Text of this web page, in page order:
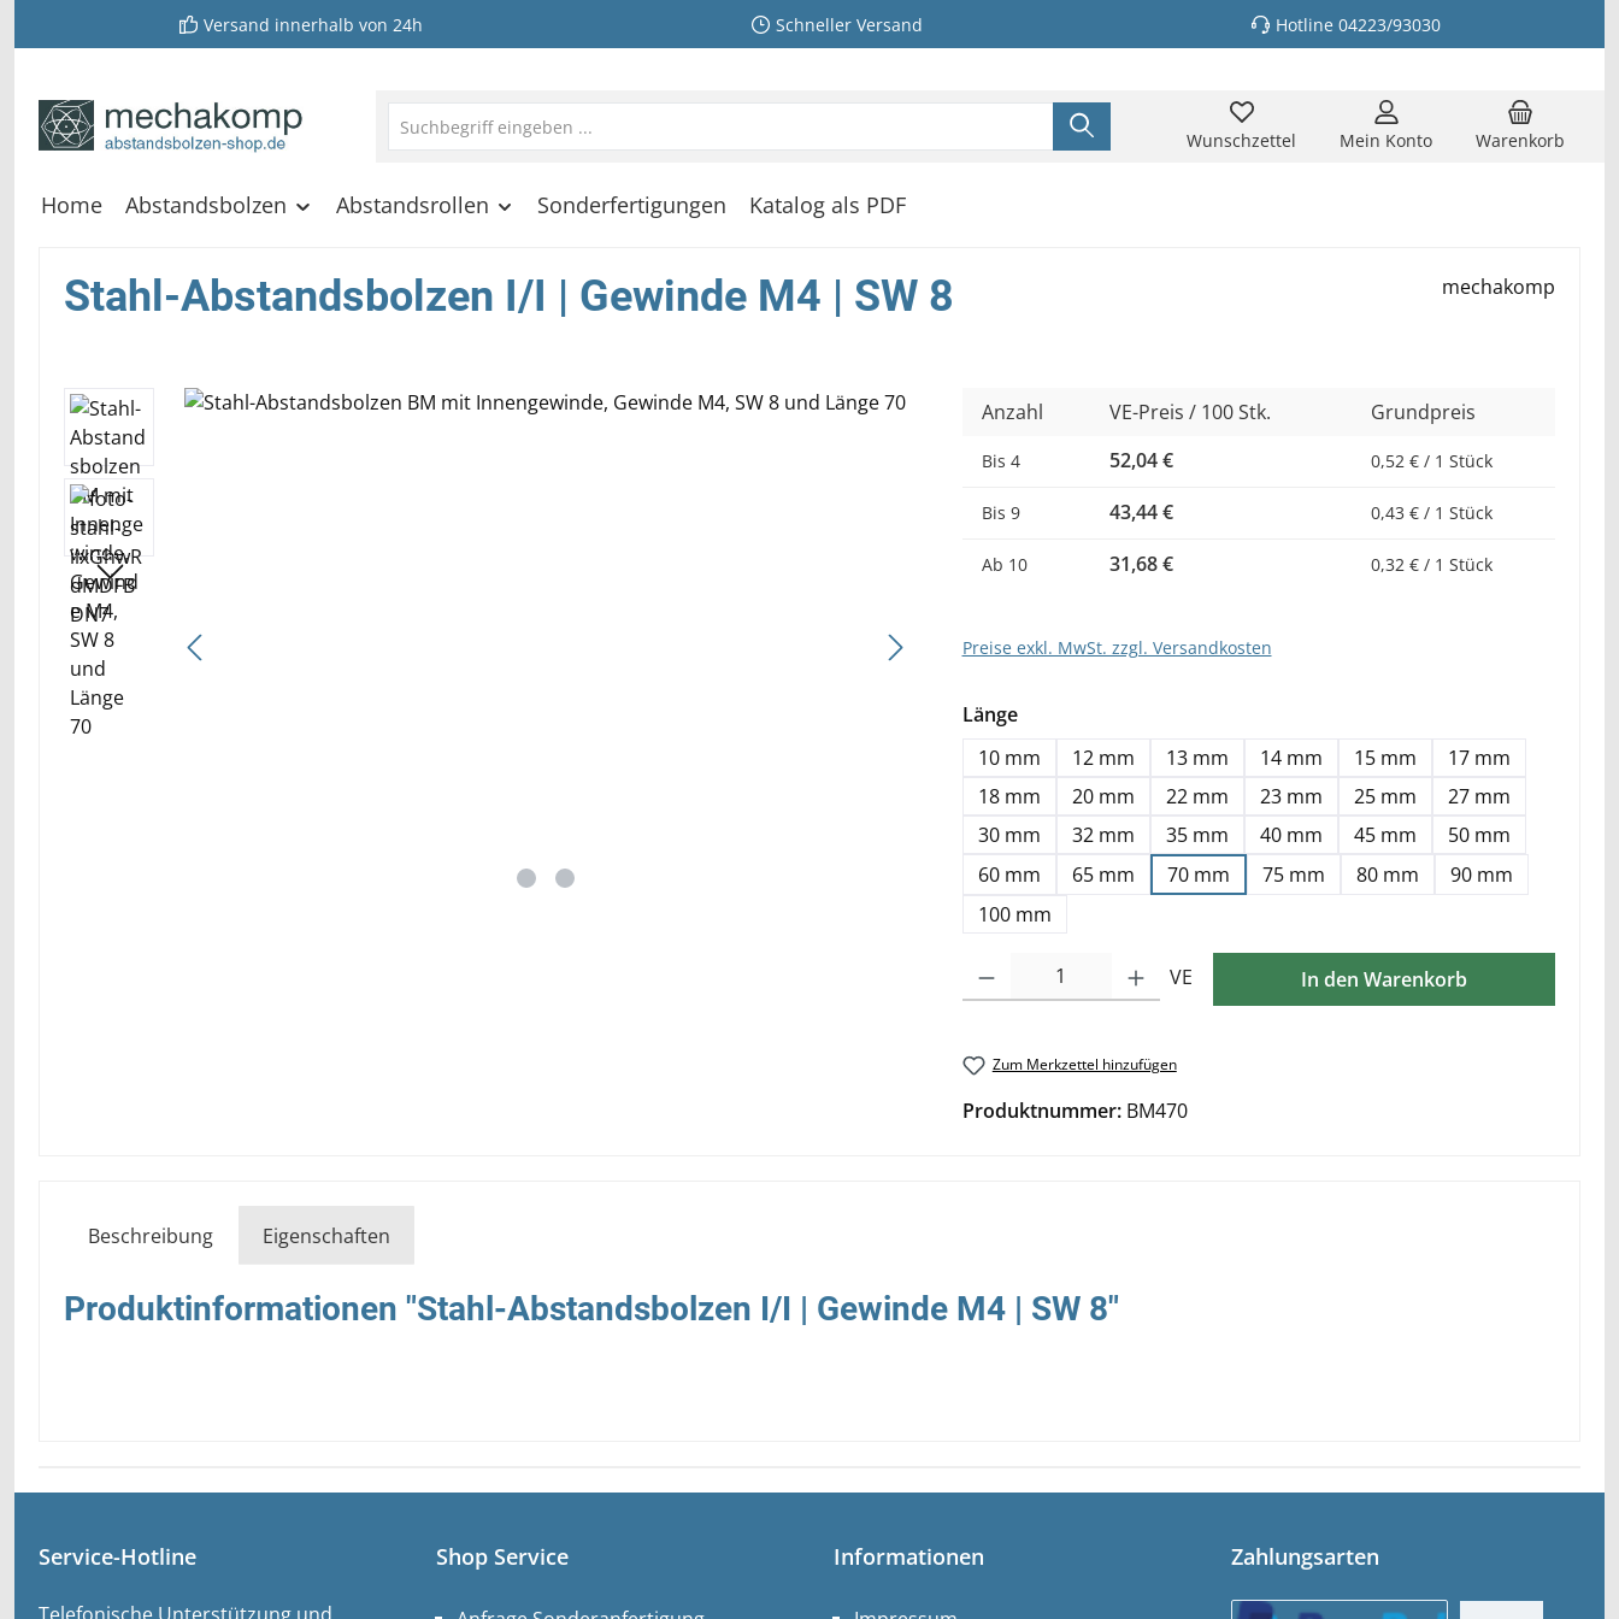
Zur Hauptnavigation springen
Versand innerhalb von 24h Schneller Versand Hotline 04223/93030
Wunschzettel Mein Konto Warenkorb
Home Abstandsbolzen Abstandsrollen Sonderfertigungen Katalog als PDF
Stahl-Abstandsbolzen I/I | Gewinde M4 | SW 8 mechakomp
Bildergalerie überspringen Anzahl VE-Preis / 100 Stk. Grundpreis
Bis 4 52,04 € 0,52 € / 1 Stück
Bis 9 43,44 € 0,43 € / 1 Stück
Ab 10 31,68 € 0,32 € / 1 Stück
Preise exkl. MwSt. zzgl. Versandkosten
Längeauswählen
10 mm
12 mm 13 mm 14 mm 15 mm
17 mm
18 mm
20 mm 22 mm 23 mm 25 mm
27 mm
30 mm
32 mm 35 mm 40 mm 45 mm
50 mm
60 mm
65 mm 70 mm 75 mm 80 mm
90 mm
100 mm
VE In den Warenkorb
Zum Merkzettel hinzufügen
Produktnummer: BM470
Beschreibung Eigenschaften
Produktinformationen "Stahl-Abstandsbolzen I/I | Gewinde M4 | SW 8"
Service-Hotline Shop Service Informationen Zahlungsarten